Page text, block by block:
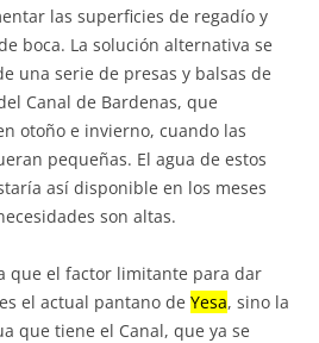
las superficies de regadío y
boca. La solución alternativa se
una serie de presas y balsas de
Canal de Bardenas, que
otoño e invierno, cuando las
pequeñas. El agua de estos
así disponible en los meses
son altas.
que el factor limitante para dar
el actual pantano de Yesa, sino la
que tiene el Canal, que ya se